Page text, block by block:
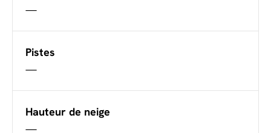
—
Pistes
—
Hauteur de neige
—